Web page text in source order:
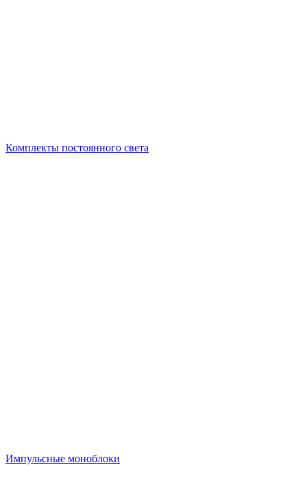
Комплекты постоянного света
Импульсные моноблоки